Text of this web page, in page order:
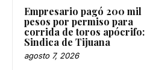
Empresario pagó 200 mil
pesos por permiso para
corrida de toros apócrifo:
Sindica de Tijuana
agosto 7, 2026